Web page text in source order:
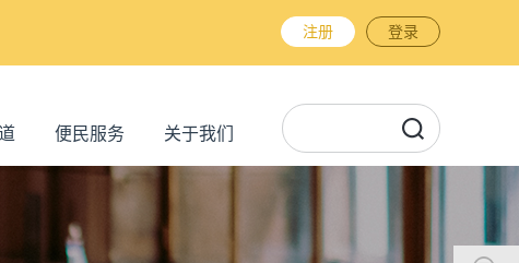
注册 登录
便民服务 关于我们